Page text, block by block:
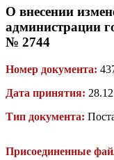
О внесении
администрации
№ 2744
Номер документа:
Дата принятия:
Тип документа:
Присоединенные